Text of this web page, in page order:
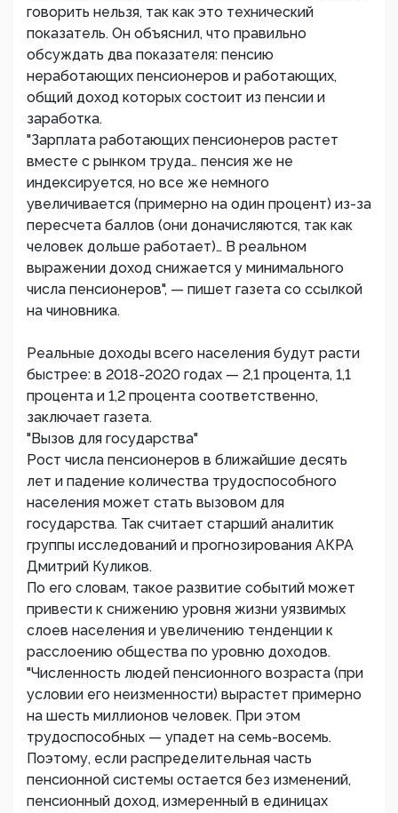
говорить нельзя, так как это технический
показатель. Он объяснил, что правильно
обсуждать два показателя: пенсию
неработающих пенсионеров и работающих,
общий доход которых состоит из пенсии и
заработка.
"Зарплата работающих пенсионеров растет
вместе с рынком труда… пенсия же не
индексируется, но все же немного
увеличивается (примерно на один процент) из-за
пересчета баллов (они доначисляются, так как
человек дольше работает)… В реальном
выражении доход снижается у минимального
числа пенсионеров", — пишет газета со ссылкой
на чиновника.
Реальные доходы всего населения будут расти
быстрее: в 2018-2020 годах — 2,1 процента, 1,1
процента и 1,2 процента соответственно,
заключает газета.
"Вызов для государства"
Рост числа пенсионеров в ближайшие десять
лет и падение количества трудоспособного
населения может стать вызовом для
государства. Так считает старший аналитик
группы исследований и прогнозирования АКРА
Дмитрий Куликов.
По его словам, такое развитие событий может
привести к снижению уровня жизни уязвимых
слоев населения и увеличению тенденции к
расслоению общества по уровню доходов.
"Численность людей пенсионного возраста (при
условии его неизменности) вырастет примерно
на шесть миллионов человек. При этом
трудоспособных — упадет на семь-восемь.
Поэтому, если распределительная часть
пенсионной системы остается без изменений,
пенсионный доход, измеренный в единицах